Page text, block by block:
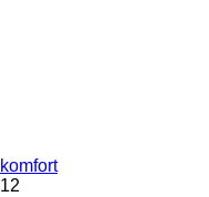
komfort
12